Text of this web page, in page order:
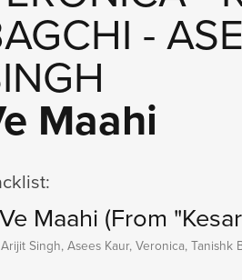
-
Maahi
Ve Maahi (From
Arijit Singh, Asees Kaur, Veronica, Tanishk